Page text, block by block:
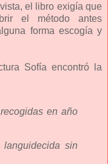
el libro exigía que
el método antes
forma escogía y
Sofía encontró la
en año
sin